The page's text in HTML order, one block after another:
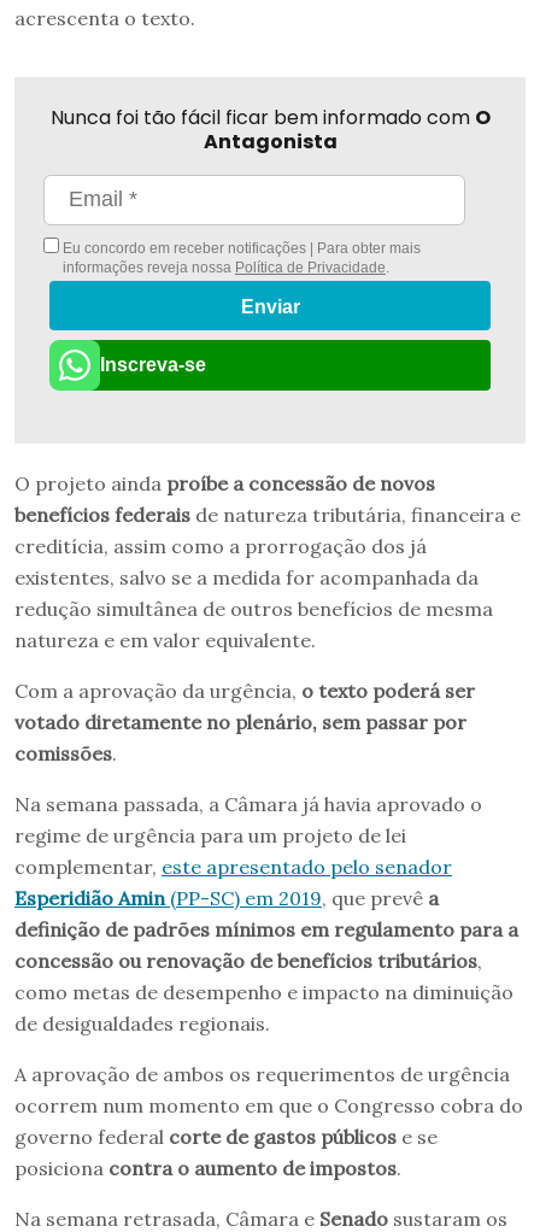
acrescenta o texto.
Nunca foi tão fácil ficar bem informado com O
Antagonista
Eu concordo em receber notificações | Para obter mais
informações reveja nossa Política de Privacidade
Enviar
Inscreva-se
O projeto ainda proíbe a concessão de novos
benefícios federais de natureza tributária, financeira e
creditícia, assim como a prorrogação dos já
existentes, salvo se a medida for acompanhada da
redução simultânea de outros benefícios de mesma
natureza e em valor equivalente.
Com a aprovação da urgência, o texto poderá ser
votado diretamente no plenário, sem passar por
comissões.
Na semana passada, a Câmara já havia aprovado o
regime de urgência para um projeto de lei
complementar, este apresentado pelo senador
Esperidião Amin(PP-SC) em 2019, que prevê a
definição de padrões mínimos em regulamento para a
concessão ou renovação de benefícios tributários,
como metas de desempenho e impacto na diminuição
de desigualdades regionais.
A aprovação de ambos os requerimentos de urgência
ocorrem num momento em que o Congresso cobra do
governo federal corte de gastos públicos e se
posiciona contra o aumento de impostos.
Na semana retrasada, Câmara e Senado sustaram os